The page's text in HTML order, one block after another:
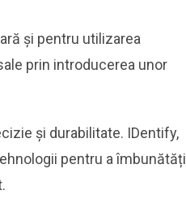
și pentru utilizarea
prin introducerea unor
și durabilitate. IDentify,
pentru a îmbunătăți